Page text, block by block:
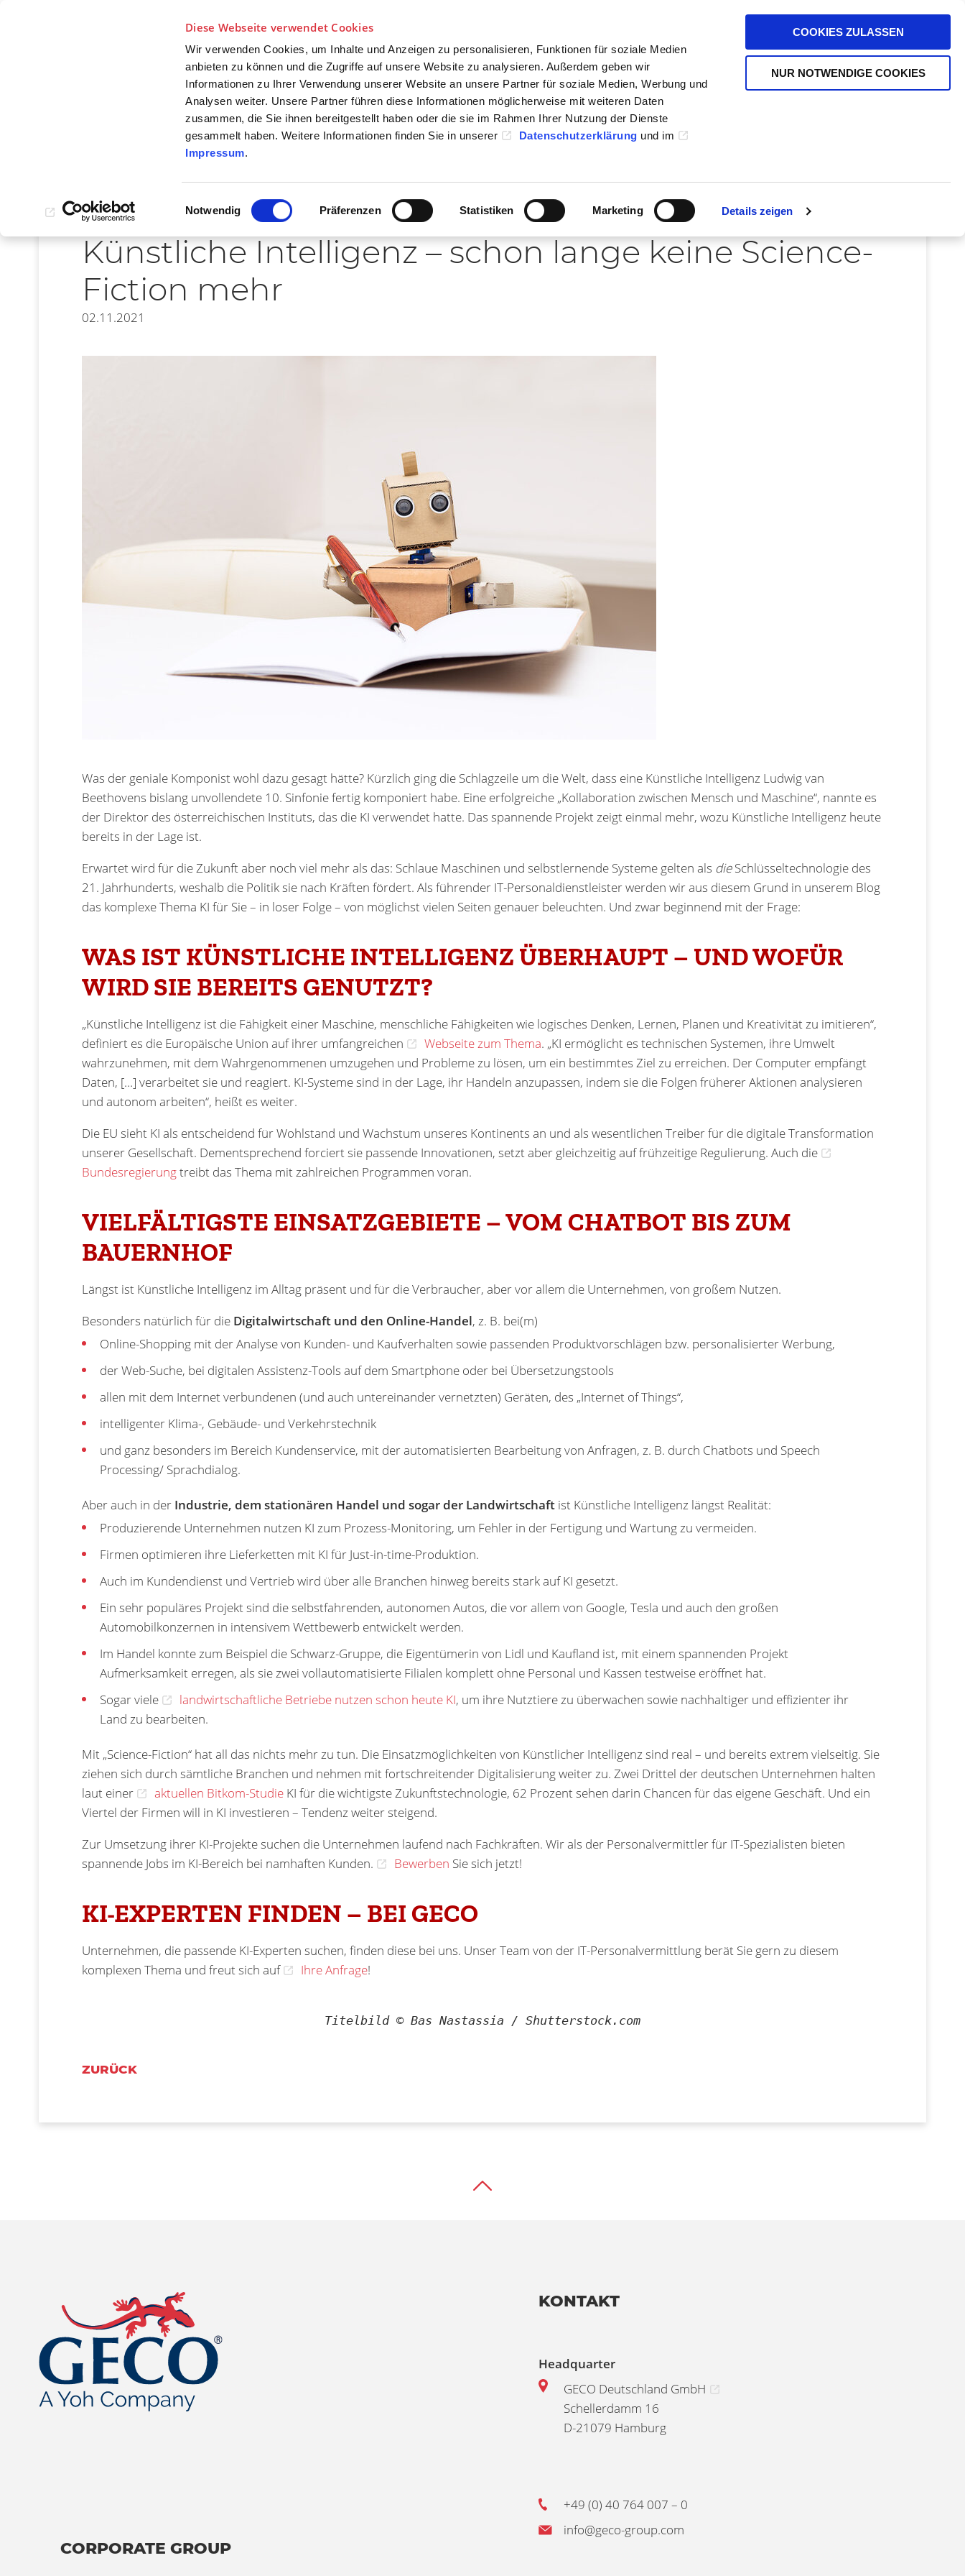
Diese Webseite verwendet Cookies
Wir verwenden Cookies, um Inhalte und Anzeigen zu personalisieren, Funktionen für soziale Medien
anbieten zu können und die Zugriffe auf unsere Website zu analysieren. Außerdem geben wir
Informationen zu Ihrer Verwendung unserer Website an unsere Partner für soziale Medien, Werbung und
Analysen weiter. Unsere Partner führen diese Informationen möglicherweise mit weiteren Daten
zusammen, die Sie ihnen bereitgestellt haben oder die sie im Rahmen Ihrer Nutzung der Dienste
gesammelt haben. Weitere Informationen finden Sie in unserer
Datenschutzerklärung und im
Impressum.
Einwilligungsauswahl
Notwendig Präferenzen Statistiken Marketing Details zeigen
COOKIES ZULASSEN
NUR NOTWENDIGE COOKIES
DE EN
NEWS
FÜR
BEWERBER
FÜR
UNTERNEHMEN
Künstliche Intelligenz – schon lange keine Science-
Fiction mehr
02.11.2021
Was der geniale Komponist wohl dazu gesagt hätte? Kürzlich ging die Schlagzeile um die Welt, dass eine Künstliche Intelligenz Ludwig van
Beethovens bislang unvollendete 10. Sinfonie fertig komponiert habe. Eine erfolgreiche „Kollaboration zwischen Mensch und Maschine“, nannte es
der Direktor des österreichischen Instituts, das die KI verwendet hatte. Das spannende Projekt zeigt einmal mehr, wozu Künstliche Intelligenz heute
bereits in der Lage ist.
Erwartet wird für die Zukunft aber noch viel mehr als das: Schlaue Maschinen und selbstlernende Systeme gelten als dieSchlüsseltechnologie des
21. Jahrhunderts, weshalb die Politik sie nach Kräften fördert. Als führender IT-Personaldienstleister werden wir aus diesem Grund in unserem Blog
das komplexe Thema KI für Sie – in loser Folge – von möglichst vielen Seiten genauer beleuchten. Und zwar beginnend mit der Frage:
WAS IST KÜNSTLICHE INTELLIGENZ ÜBERHAUPT – UND WOFÜR
WIRD SIE BEREITS GENUTZT?
„Künstliche Intelligenz ist die Fähigkeit einer Maschine, menschliche Fähigkeiten wie logisches Denken, Lernen, Planen und Kreativität zu imitieren“,
definiert es die Europäische Union auf ihrer umfangreichen
Webseite zum Thema. „KI ermöglicht es technischen Systemen, ihre Umwelt
wahrzunehmen, mit dem Wahrgenommenen umzugehen und Probleme zu lösen, um ein bestimmtes Ziel zu erreichen. Der Computer empfängt
Daten, […] verarbeitet sie und reagiert. KI-Systeme sind in der Lage, ihr Handeln anzupassen, indem sie die Folgen früherer Aktionen analysieren
und autonom arbeiten“, heißt es weiter.
Die EU sieht KI als entscheidend für Wohlstand und Wachstum unseres Kontinents an und als wesentlichen Treiber für die digitale Transformation
unserer Gesellschaft. Dementsprechend forciert sie passende Innovationen, setzt aber gleichzeitig auf frühzeitige Regulierung. Auch die
Bundesregierungtreibt das Thema mit zahlreichen Programmen voran.
VIELFÄLTIGSTE EINSATZGEBIETE – VOM CHATBOT BIS ZUM
BAUERNHOF
Längst ist Künstliche Intelligenz im Alltag präsent und für die Verbraucher, aber vor allem die Unternehmen, von großem Nutzen.
Besonders natürlich für die Digitalwirtschaft und den Online-Handel, z. B. bei(m)
Online-Shopping mit der Analyse von Kunden- und Kaufverhalten sowie passenden Produktvorschlägen bzw. personalisierter Werbung,
der Web-Suche, bei digitalen Assistenz-Tools auf dem Smartphone oder bei Übersetzungstools
allen mit dem Internet verbundenen (und auch untereinander vernetzten) Geräten, des „Internet of Things“,
intelligenter Klima-, Gebäude- und Verkehrstechnik
und ganz besonders im Bereich Kundenservice, mit der automatisierten Bearbeitung von Anfragen, z. B. durch Chatbots und Speech
Processing/ Sprachdialog.
Aber auch in der Industrie, dem stationären Handel und sogar der Landwirtschaftist Künstliche Intelligenz längst Realität:
Produzierende Unternehmen nutzen KI zum Prozess-Monitoring, um Fehler in der Fertigung und Wartung zu vermeiden.
Firmen optimieren ihre Lieferketten mit KI für Just-in-time-Produktion.
Auch im Kundendienst und Vertrieb wird über alle Branchen hinweg bereits stark auf KI gesetzt.
Ein sehr populäres Projekt sind die selbstfahrenden, autonomen Autos, die vor allem von Google, Tesla und auch den großen
Automobilkonzernen in intensivem Wettbewerb entwickelt werden.
Im Handel konnte zum Beispiel die Schwarz-Gruppe, die Eigentümerin von Lidl und Kaufland ist, mit einem spannenden Projekt
Aufmerksamkeit erregen, als sie zwei vollautomatisierte Filialen komplett ohne Personal und Kassen testweise eröffnet hat.
Sogar viele
landwirtschaftliche Betriebe nutzen schon heute KI, um ihre Nutztiere zu überwachen sowie nachhaltiger und effizienter ihr
Land zu bearbeiten.
Mit „Science-Fiction“ hat all das nichts mehr zu tun. Die Einsatzmöglichkeiten von Künstlicher Intelligenz sind real – und bereits extrem vielseitig. Sie
ziehen sich durch sämtliche Branchen und nehmen mit fortschreitender Digitalisierung weiter zu. Zwei Drittel der deutschen Unternehmen halten
laut einer
aktuellen Bitkom-StudieKI für die wichtigste Zukunftstechnologie, 62 Prozent sehen darin Chancen für das eigene Geschäft. Und ein
Viertel der Firmen will in KI investieren – Tendenz weiter steigend.
Zur Umsetzung ihrer KI-Projekte suchen die Unternehmen laufend nach Fachkräften. Wir als der Personalvermittler für IT-Spezialisten bieten
spannende Jobs im KI-Bereich bei namhaften Kunden.
Bewerben Sie sich jetzt!
KI-EXPERTEN FINDEN – BEI GECO
Unternehmen, die passende KI-Experten suchen, finden diese bei uns. Unser Team von der IT-Personalvermittlung berät Sie gern zu diesem
komplexen Thema und freut sich auf
Ihre Anfrage!
Titelbild © Bas Nastassia / Shutterstock.com
ZURÜCK
KONTAKT
Headquarter
GECO Deutschland GmbH
Schellerdamm 16
D-21079 Hamburg
+49 (0) 40 764 007 – 0
info@geco-group.com
CORPORATE GROUP